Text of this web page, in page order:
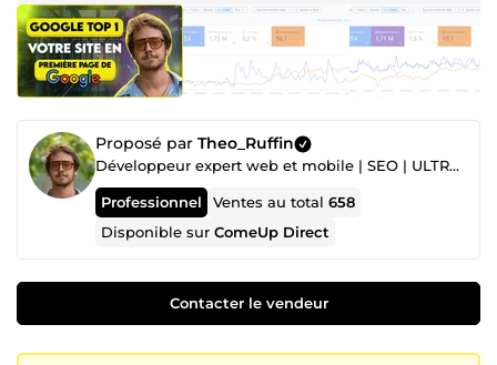
Proposé par Theo_Ruffin
Développeur expert web et mobile | SEO | ULTRA-réactif |
Professionnel Ventes au total658
Disponible surComeUp Direct
Contacter le vendeur